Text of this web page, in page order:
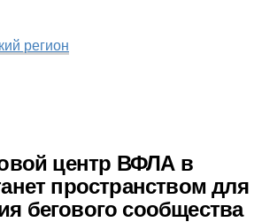
регион
центр ВФЛА в
пространством для
бегового сообщества